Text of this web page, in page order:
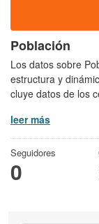
Población
Los datos sobre
estructura y
cluye datos de los
leer más
Seguidores
0